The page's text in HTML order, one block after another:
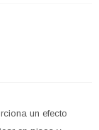
un efecto